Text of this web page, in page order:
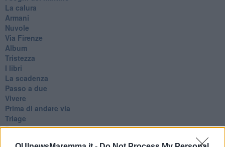
La calura
Armani
Nuvole
Via Firenze
Album
Tristezza
I libri
La scadenza
Passo a due
Vivere
Prima di andare via
Triage
Persona